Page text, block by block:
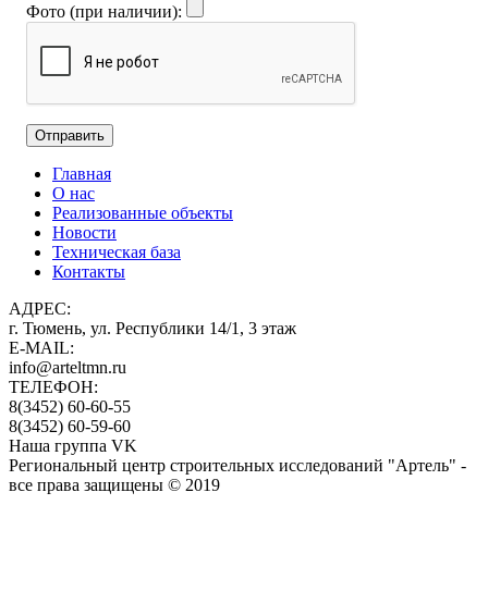
Фото (при наличии):
Главная
О нас
Реализованные объекты
Новости
Техническая база
Контакты
АДРЕС:
г. Тюмень, ул. Республики 14/1, 3 этаж
E-MAIL:
info@arteltmn.ru
ТЕЛЕФОН:
8(3452) 60-60-55
8(3452) 60-59-60
Наша группа VK
Региональный центр строительных исследований "Артель" -
все права защищены © 2019